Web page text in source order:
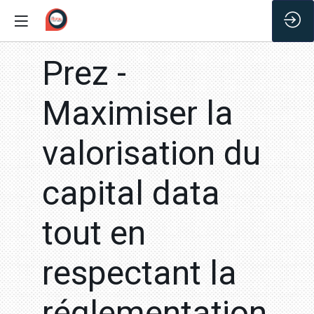
Prez -
Maximiser la
valorisation du
capital data
tout en
respectant la